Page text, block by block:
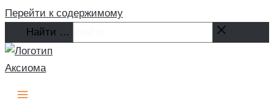
Перейти к содержимому
Найти …